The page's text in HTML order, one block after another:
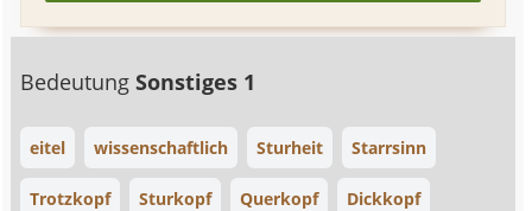
BedeutungSonstiges 1
eitel wissenschaftlich Sturheit Starrsinn
Trotzkopf Sturkopf Querkopf Dickkopf